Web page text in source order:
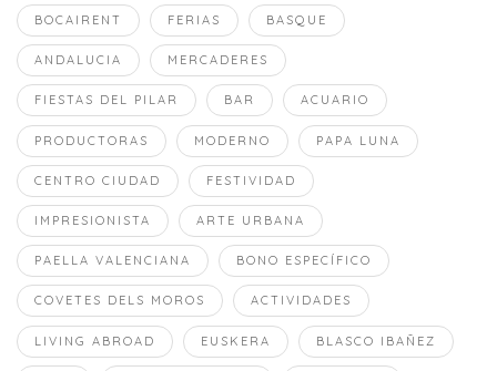
BOCAIRENT FERIAS BASQUE
ANDALUCIA MERCADERES
FIESTAS DEL PILAR BAR ACUARIO
PRODUCTORAS MODERNO PAPA LUNA
CENTRO CIUDAD FESTIVIDAD
IMPRESIONISTA ARTE URBANA
PAELLA VALENCIANA BONO ESPECÍFICO
COVETES DELS MOROS ACTIVIDADES
LIVING ABROAD EUSKERA BLASCO IBAÑEZ